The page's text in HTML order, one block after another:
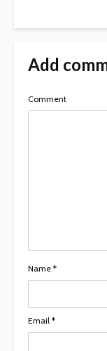
Add
Comment
Name *
Email *